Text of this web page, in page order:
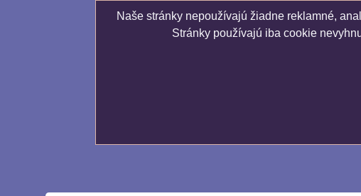
Naše stránky nepoužívajú žiadne reklamné,
Stránky používajú iba cookie